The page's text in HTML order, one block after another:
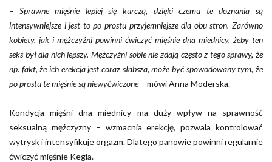
– Sprawne mięśnie lepiej się kurczą, dzięki czemu te doznania są
intensywniejsze i jest to po prostu przyjemniejsze dla obu stron. Zarówno
kobiety, jak i mężczyźni powinni ćwiczyć mięśnie dna miednicy, żeby ten
seks był dla nich lepszy. Mężczyźni sobie nie zdają często z tego sprawy, że
np. fakt, że ich erekcja jest coraz słabsza, może być spowodowany tym, że
po prostu te mięśnie są niewyćwiczone– mówi Anna Moderska.
Kondycja mięśni dna miednicy ma duży wpływ na sprawność
seksualną mężczyzny – wzmacnia erekcję, pozwala kontrolować
wytrysk i intensyfikuje orgazm. Dlatego panowie powinni regularnie
ćwiczyć mięśnie Kegla.